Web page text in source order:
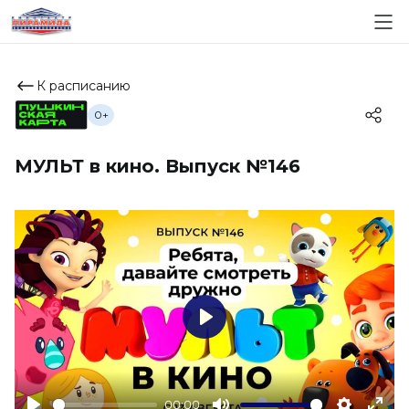
К расписанию
МУЛЬТ в кино. Выпуск №146
0+
00:00
Play